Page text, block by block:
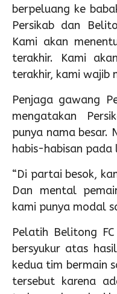
berpeluang ke
Persikab dan
Kami akan
terakhir. Kami
terakhir, kami wajib
Penjaga gawang
mengatakan
punya nama besar.
habis-habisan pada
“Di partai besok,
Dan mental
kami punya modal
Pelatih Belitong
bersyukur atas
kedua tim bermain
tersebut karena